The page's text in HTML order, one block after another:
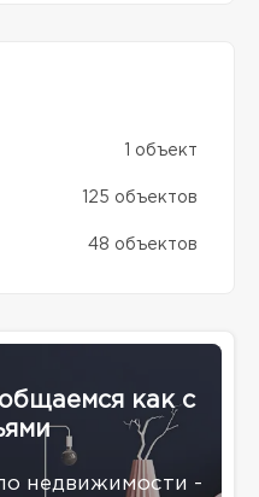
1 объект
125 объектов
48 объектов
как с
недвижимости -